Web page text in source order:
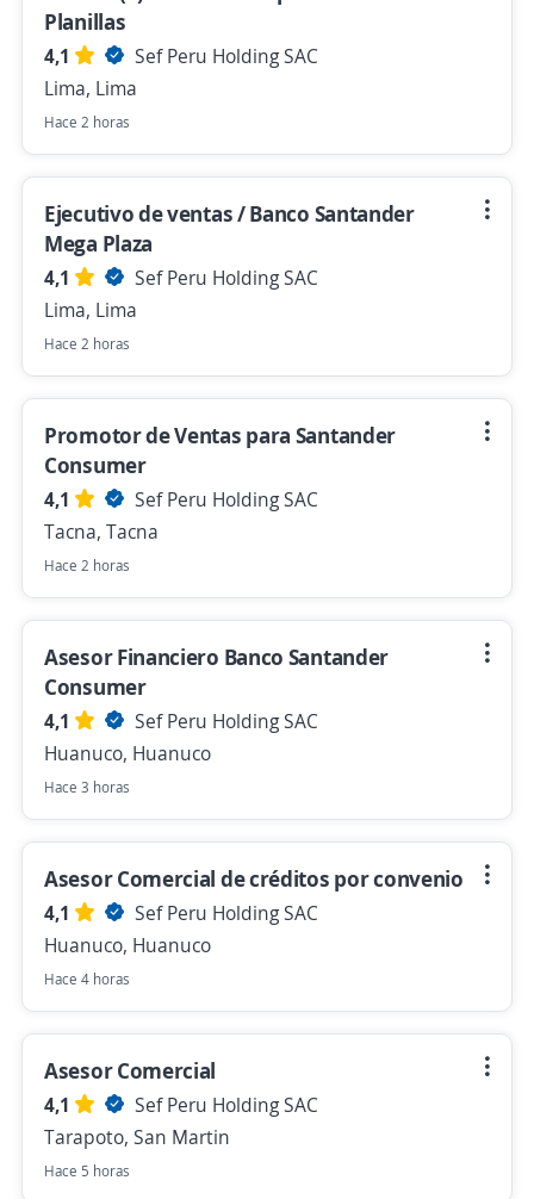
Planillas
4,1
Sef Peru Holding SAC
Lima, Lima
Hace 2 horas
Ejecutivo de ventas / Banco Santander
Mega Plaza
4,1
Sef Peru Holding SAC
Lima, Lima
Hace 2 horas
Promotor de Ventas para Santander
Consumer
4,1
Sef Peru Holding SAC
Tacna, Tacna
Hace 2 horas
Asesor Financiero Banco Santander
Consumer
4,1
Sef Peru Holding SAC
Huanuco, Huanuco
Hace 3 horas
Asesor Comercial de créditos por convenio
4,1
Sef Peru Holding SAC
Huanuco, Huanuco
Hace 4 horas
Asesor Comercial
4,1
Sef Peru Holding SAC
Tarapoto, San Martin
Hace 5 horas